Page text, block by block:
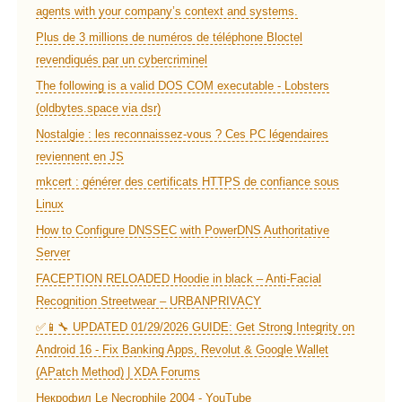
agents with your company’s context and systems.
Plus de 3 millions de numéros de téléphone Bloctel
revendiqués par un cybercriminel
The following is a valid DOS COM executable - Lobsters
(oldbytes.space via dsr)
Nostalgie : les reconnaissez-vous ? Ces PC légendaires
reviennent en JS
mkcert : générer des certificats HTTPS de confiance sous
Linux
How to Configure DNSSEC with PowerDNS Authoritative
Server
FACEPTION RELOADED Hoodie in black – Anti-Facial
Recognition Streetwear – URBANPRIVACY
✅📱🔧 UPDATED 01/29/2026 GUIDE: Get Strong Integrity on
Android 16 - Fix Banking Apps, Revolut & Google Wallet
(APatch Method) | XDA Forums
Некрофил Le Necrophile 2004 - YouTube